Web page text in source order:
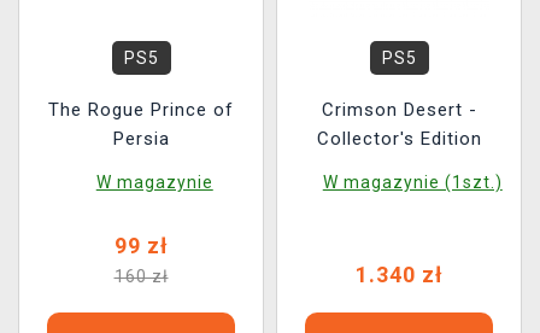
PS5
The Rogue Prince of
Persia
W magazynie
99 zł
160 zł
PS5
Crimson Desert -
Collector's Edition
W magazynie (1szt.)
1.340 zł